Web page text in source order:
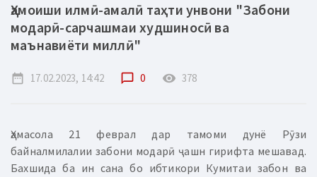
Ҳамоиши илмӣ-амалӣ таҳти унвони "Забони
модарӣ-сарчашмаи худшиносӣ ва
маънавиёти миллӣ"
date_range 17.02.2023, 14:42 chat_bubble_outline 0 remove_red_eye 378
Ҳамасола 21 феврал дар тамоми дунё Рӯзи
байналмилалии забони модарӣ ҷашн гирифта мешавад.
Бахшида ба ин сана бо ибтикори Кумитаи забон ва